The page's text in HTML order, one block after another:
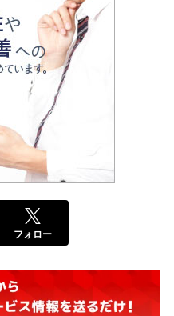
フォロー